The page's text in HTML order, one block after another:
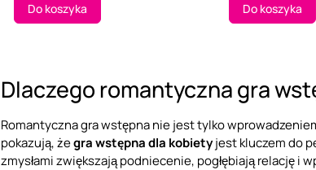
Do koszyka Do koszyka
Dlaczego romantyczna gra
Romantyczna gra wstępna nie jest tylko
pokazują, żegra wstępna dla kobietyjest kluczem do
zmysłami zwiększają podniecenie, pogłębiają relację i